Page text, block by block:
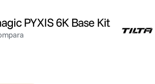
PYXIS 6K Base Kit